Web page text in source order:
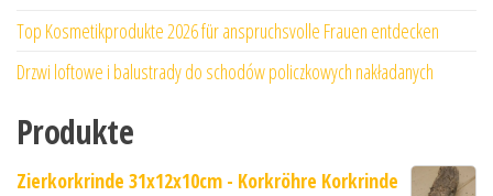
Top Kosmetikprodukte 2026 für anspruchsvolle Frauen entdecken
Drzwi loftowe i balustrady do schodów policzkowych nakładanych
Produkte
Zierkorkrinde 31x12x10cm - Korkröhre Korkrinde